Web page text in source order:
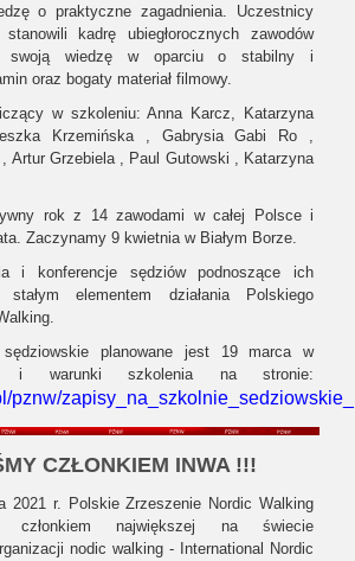
o praktyczne zagadnienia. Uczestnicy
kadrę ubiegłorocznych zawodów
swoją wiedzę w oparciu o stabilny i
oraz bogaty materiał filmowy.
w szkoleniu: Anna Karcz, Katarzyna
Krzemińska , Gabrysia Gabi Ro ,
Artur Grzebiela , Paul Gutowski , Katarzyna
rok z 14 zawodami w całej Polsce i
Zaczynamy 9 kwietnia w Białym Borze.
i konferencje sędziów podnoszące ich
elementem działania Polskiego
sędziowskie planowane jest 19 marca w
i warunki szkolenia na stronie:
pznw/
CZŁONKIEM INWA !!!
2021 r. Polskie Zrzeszenie Nordic Walking
członkiem największej na świecie
nodic walking - International Nordic